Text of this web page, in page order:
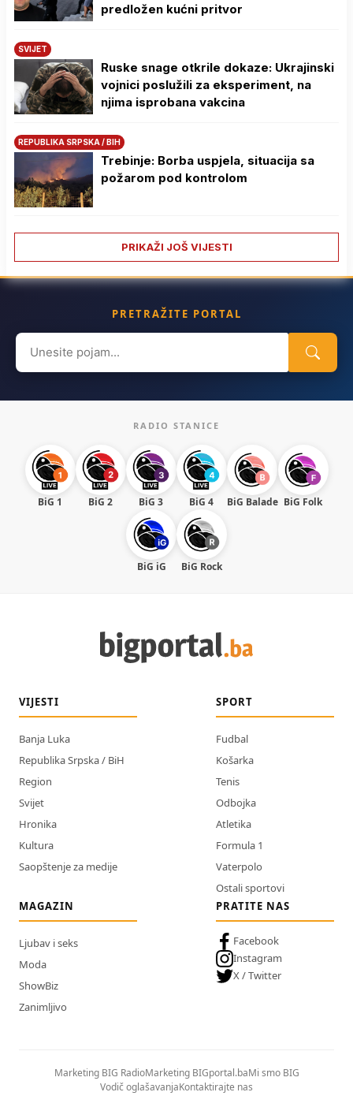
predložen kućni pritvor
SVIJET
Ruske snage otkrile dokaze: Ukrajinski
vojnici poslužili za eksperiment, na
njima isprobana vakcina
REPUBLIKA SRPSKA / BIH
Trebinje: Borba uspjela, situacija sa
požarom pod kontrolom
PRIKAŽI JOŠ VIJESTI
PRETRAŽITE PORTAL
Search
for:
RADIO STANICE
BiG 1 BiG 2 BiG 3 BiG 4 BiG Balade BiG Folk
BiG iG BiG Rock
VIJESTI
Banja Luka
Republika Srpska / BiH
Region
Svijet
Hronika
Kultura
Saopštenje za medije
SPORT
Fudbal
Košarka
Tenis
Odbojka
Atletika
Formula 1
Vaterpolo
Ostali sportovi
MAGAZIN
Ljubav i seks
Moda
ShowBiz
Zanimljivo
PRATITE NAS
Facebook
Instagram
X / Twitter
Marketing BIG RadioMarketing BIGportal.baMi smo BIG
Vodič oglašavanjaKontaktirajte nas